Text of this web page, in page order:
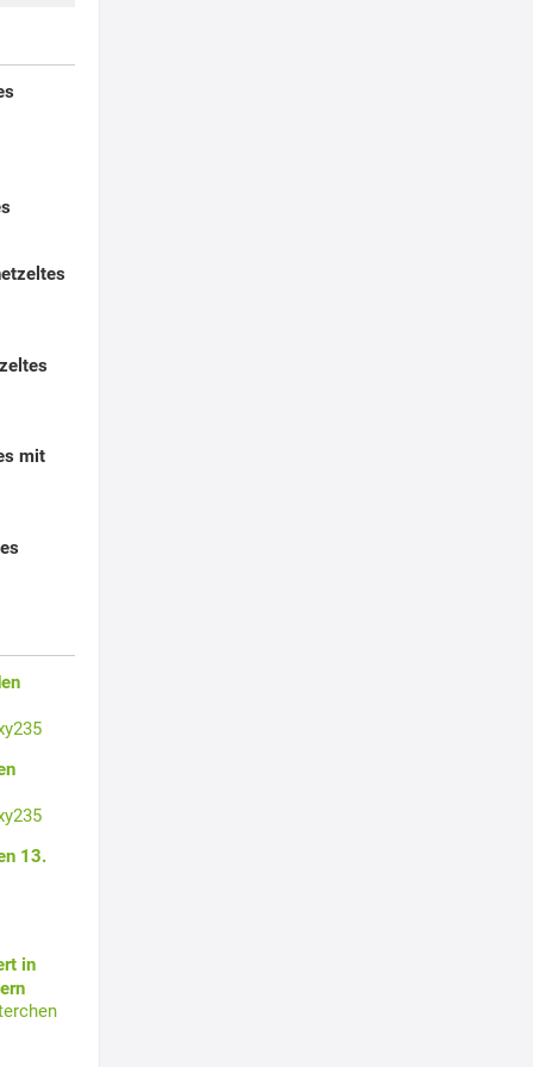
mit
13.
in